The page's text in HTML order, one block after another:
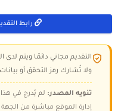
رابط
التقديم مجاني دائمًا ويتم لدى
ولا تُشارك رمز التحقق أو
تنويه المصدر: لم يُدرج في هذا
إدارة الموقع مباشرة من